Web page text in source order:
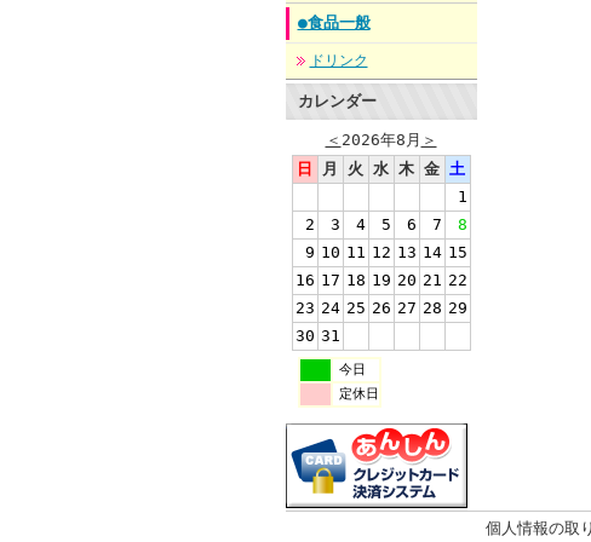
●食品一般
ドリンク
カレンダー
＜ 2026年8月 ＞
日
月 火 水 木 金 土
1
2
3 4 5 6 7
8
9 10 11 12 13 14 15
16 17 18 19 20 21 22
23 24 25 26 27 28 29
30 31
今日
定休日
個人情報の取